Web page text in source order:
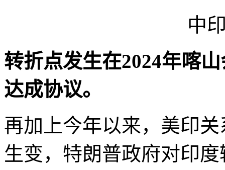
中
转折点发生在2024年喀
达成协议。
再加上今年以来，美印
生变，特朗普政府对印